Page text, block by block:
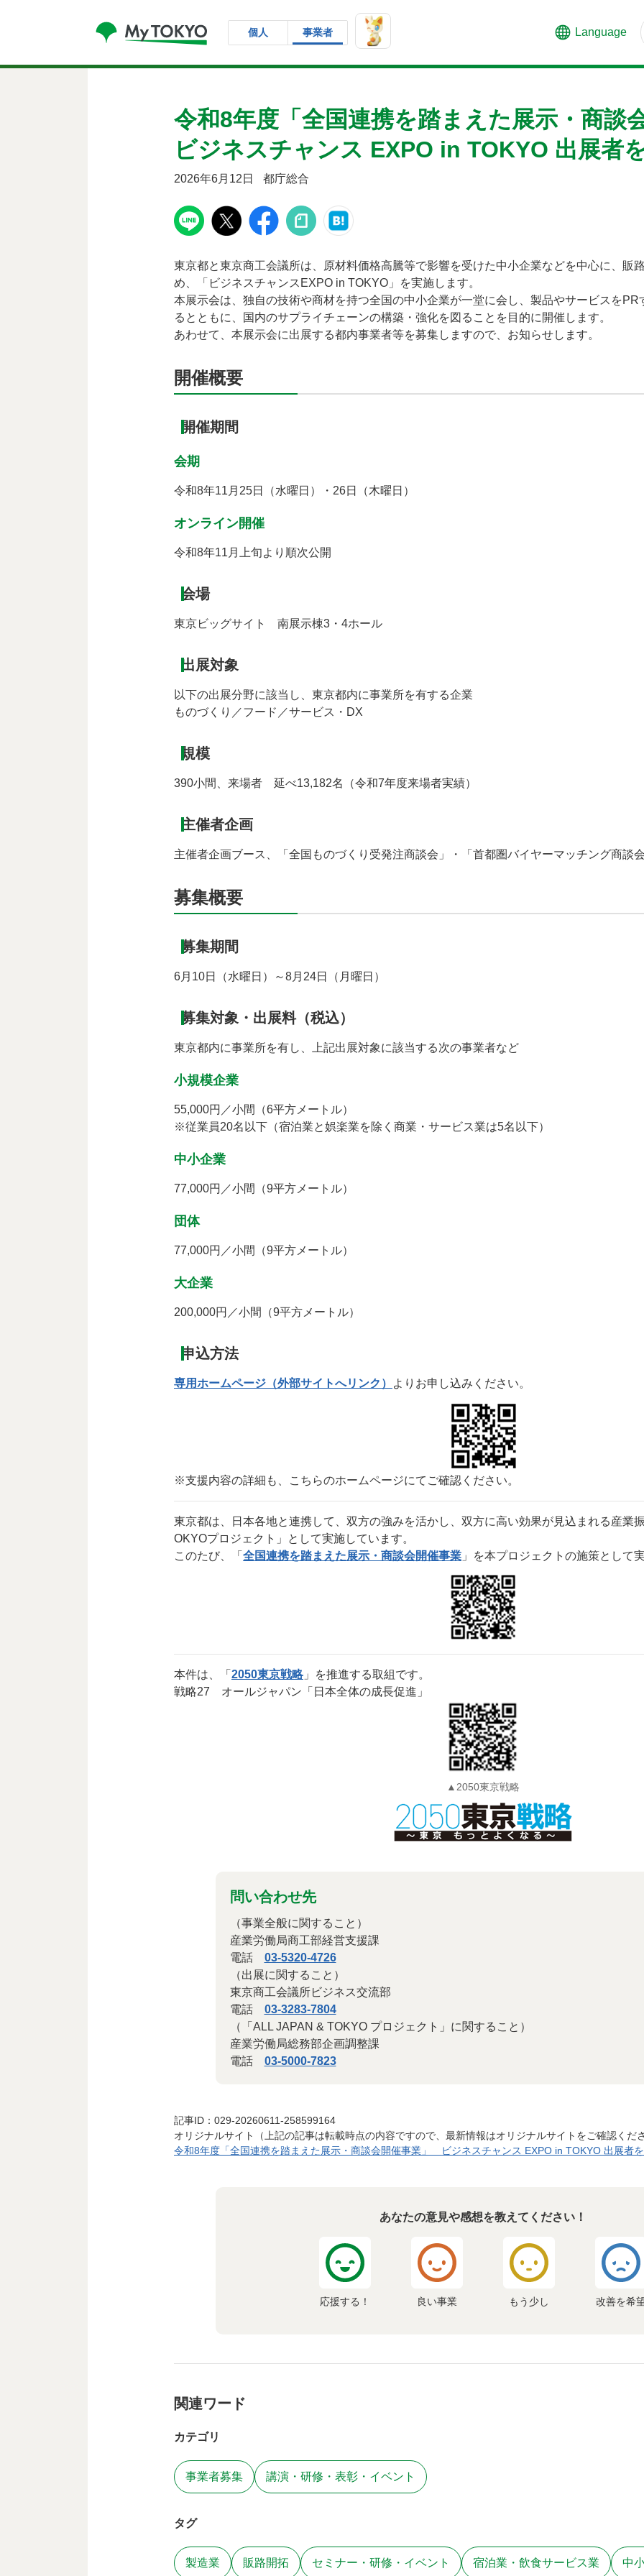
個人 事業者 Language
令和8年度「全国連携を踏まえた展示・商
ビジネスチャンス EXPO in TOKYO 出展者
2026年6月12日 都庁総合
東京都と東京商工会議所は、原材料価格高騰等で影響を受けた中小企業などを中心に、販
め、「ビジネスチャンスEXPO in TOKYO」を実施します。
本展示会は、独自の技術や商材を持つ全国の中小企業が一堂に会し、製品やサービスを
るとともに、国内のサプライチェーンの構築・強化を図ることを目的に開催します。
あわせて、本展示会に出展する都内事業者等を募集しますので、お知らせします。
開催概要
開催期間
会期
令和8年11月25日（水曜日）・26日（木曜日）
オンライン開催
令和8年11月上旬より順次公開
会場
東京ビッグサイト 南展示棟3・4ホール
出展対象
以下の出展分野に該当し、東京都内に事業所を有する企業
ものづくり／フード／サービス・DX
規模
390小間、来場者 延べ13,182名（令和7年度来場者実績）
主催者企画
主催者企画ブース、「全国ものづくり受発注商談会」・「首都圏バイヤーマッチング商談
募集概要
募集期間
6月10日（水曜日）～8月24日（月曜日）
募集対象・出展料（税込）
東京都内に事業所を有し、上記出展対象に該当する次の事業者など
小規模企業
55,000円／小間（6平方メートル）
※従業員20名以下（宿泊業と娯楽業を除く商業・サービス業は5名以下）
中小企業
77,000円／小間（9平方メートル）
団体
77,000円／小間（9平方メートル）
大企業
200,000円／小間（9平方メートル）
申込方法
専用ホームページ（外部サイトへリンク） よりお申し込みください。
※支援内容の詳細も、こちらのホームページにてご確認ください。
東京都は、日本各地と連携して、双方の強みを活かし、双方に高い効果が見込まれる産業
OKYOプロジェクト」として実施しています。
このたび、「 全国連携を踏まえた展示・商談会開催事業 」を本プロジェクトの施策として
本件は、「 2050東京戦略」を推進する取組です。
戦略27 オールジャパン「日本全体の成長促進」
▲2050東京戦略
問い合わせ先
（事業全般に関すること）
産業労働局商工部経営支援課
電話 03-5320-4726
（出展に関すること）
東京商工会議所ビジネス交流部
電話 03-3283-7804
（「ALL JAPAN & TOKYO プロジェクト」に関すること）
産業労働局総務部企画調整課
電話 03-5000-7823
記事ID：029-20260611-258599164
オリジナルサイト（上記の記事は転載時点の内容ですので、最新情報はオリジナルサイトをご確認くだ
令和8年度「全国連携を踏まえた展示・商談会開催事業」 ビジネスチャンス EXPO in TOKYO 出展者
あなたの意見や感想を教えてください！
応援する！ 良い事業 もう少し 改善を希
関連ワード
カテゴリ
事業者募集 講演・研修・表彰・イベント
タグ
製造業 販路開拓 セミナー・研修・イベント 宿泊業・飲食サービス業 中